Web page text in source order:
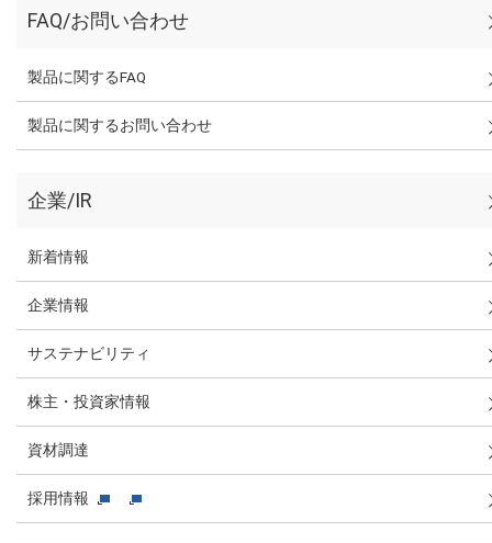
FAQ/お問い合わせ
製品に関するFAQ
製品に関するお問い合わせ
企業/IR
新着情報
企業情報
サステナビリティ
株主・投資家情報
資材調達
採用情報